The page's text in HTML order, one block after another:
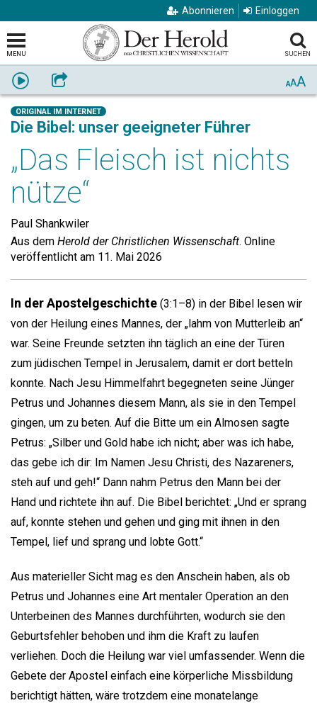
Abonnieren Einloggen
MENU SUCHEN
AnhörenWeiterempfehlen AAA
ORIGINAL IM INTERNET
Die Bibel: unser geeigneter Führer
„Das Fleisch ist nichts
nütze“
Paul Shankwiler
Aus dem Herold der Christlichen Wissenschaft. Online
veröffentlicht am 11. Mai 2026
In der Apostelgeschichte (3:1–8) in der Bibel lesen wir
von der Heilung eines Mannes, der „lahm von Mutterleib an“
war. Seine Freunde setzten ihn täglich an eine der Türen
zum jüdischen Tempel in Jerusalem, damit er dort betteln
konnte. Nach Jesu Himmelfahrt begegneten seine Jünger
Petrus und Johannes diesem Mann, als sie in den Tempel
gingen, um zu beten. Auf die Bitte um ein Almosen sagte
Petrus: „Silber und Gold habe ich nicht; aber was ich habe,
das gebe ich dir: Im Namen Jesu Christi, des Nazareners,
steh auf und geh!“ Dann nahm Petrus den Mann bei der
Hand und richtete ihn auf. Die Bibel berichtet: „Und er sprang
auf, konnte stehen und gehen und ging mit ihnen in den
Tempel, lief und sprang und lobte Gott.“
Aus materieller Sicht mag es den Anschein haben, als ob
Petrus und Johannes eine Art mentaler Operation an den
Unterbeinen des Mannes durchführten, wodurch sie den
Geburtsfehler behoben und ihm die Kraft zu laufen
verliehen. Doch die Heilung war viel umfassender. Wenn die
Gebete der Apostel einfach eine körperliche Missbildung
berichtigt hätten, wäre trotzdem eine monatelange